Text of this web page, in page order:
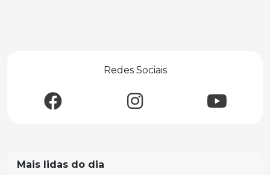
Redes Sociais
Mais lidas do dia